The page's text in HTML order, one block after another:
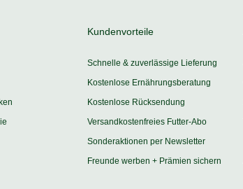
Kundenvorteile
Schnelle & zuverlässige Lieferung
Kostenlose Ernährungsberatung
Kostenlose Rücksendung
Versandkostenfreies Futter-Abo
Sonderaktionen per Newsletter
Freunde werben + Prämien sichern